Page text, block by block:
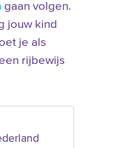
gaan volgen.
jouw kind
je als
rijbewijs